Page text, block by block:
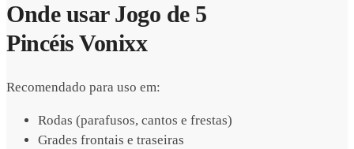
Onde usar Jogo de 5
Pincéis Vonixx
Recomendado para uso em:
Rodas (parafusos, cantos e frestas)
Grades frontais e traseiras